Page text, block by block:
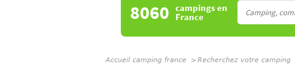
8060 campingsen
France
Accueil camping france Recherchez votre camping